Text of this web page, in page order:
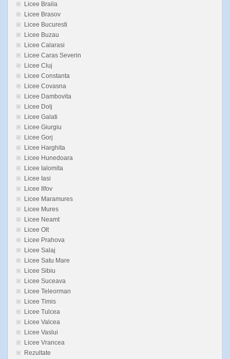
Licee Braila
Licee Brasov
Licee Bucuresti
Licee Buzau
Licee Calarasi
Licee Caras Severin
Licee Cluj
Licee Constanta
Licee Covasna
Licee Dambovita
Licee Dolj
Licee Galati
Licee Giurgiu
Licee Gorj
Licee Harghita
Licee Hunedoara
Licee Ialomita
Licee Iasi
Licee Ilfov
Licee Maramures
Licee Mures
Licee Neamt
Licee Olt
Licee Prahova
Licee Salaj
Licee Satu Mare
Licee Sibiu
Licee Suceava
Licee Teleorman
Licee Timis
Licee Tulcea
Licee Valcea
Licee Vaslui
Licee Vrancea
Rezultate